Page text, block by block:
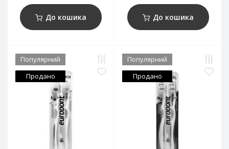
До кошика До кошика
Популярний
Продано
Популярний
Продано